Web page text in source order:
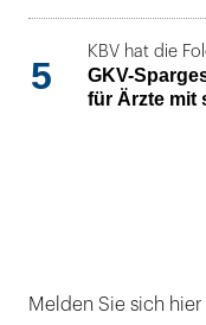
5
KBV hat die
GKV-
für Ärzte mit
Melden Sie sich